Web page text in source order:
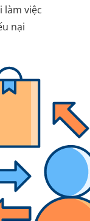
làm việc
nại